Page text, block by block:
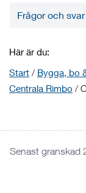
Frågor och svar
Här är du:
Start / Bygga, bo
Centrala Rimbo /
Senast granskad